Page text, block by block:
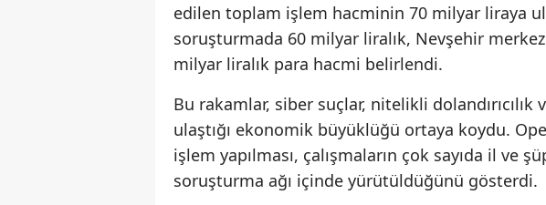
edilen toplam işlem hacminin 70 milyar liraya
soruşturmada 60 milyar liralık, Nevşehir
milyar liralık para hacmi belirlendi.
Bu rakamlar, siber suçlar, nitelikli dolandırıcılık
ulaştığı ekonomik büyüklüğü ortaya koydu.
işlem yapılması, çalışmaların çok sayıda il ve
soruşturma ağı içinde yürütüldüğünü gösterdi.